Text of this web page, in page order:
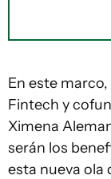
En este
Fintech y
Ximena
serán los
esta nueva ola